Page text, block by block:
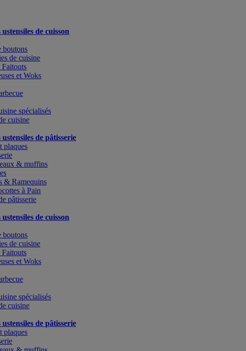
de cuisson
boutons
de cuisine
Faitouts
et Woks
spécialisés
cuisine
de pâtisserie
plaques
& muffins
& Ramequins
à Pain
pâtisserie
de cuisson
boutons
de cuisine
Faitouts
et Woks
spécialisés
cuisine
de pâtisserie
plaques